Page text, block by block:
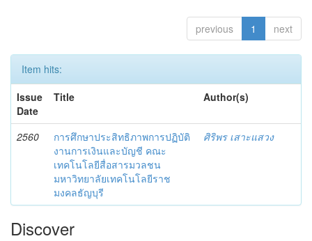
previous 1 next
Item hits:
Issue
Date
Title Author(s)
2560
การศึกษาประสิทธิภาพการปฏิบัติ
งานการเงินและบัญชี คณะ
เทคโนโลยีสื่อสารมวลชน
มหาวิทยาลัยเทคโนโลยีราช
มงคลธัญบุรี
ศิริพร เสาะแสวง
Discover